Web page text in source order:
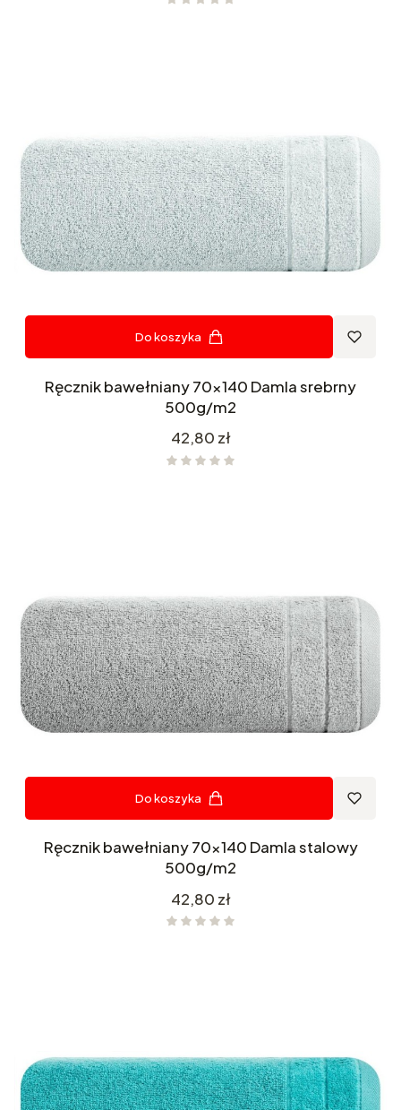
Do koszyka
Ręcznik bawełniany 70x140 Damla srebrny
500g/m2
Cena
42,80 zł
Do koszyka
Ręcznik bawełniany 70x140 Damla stalowy
500g/m2
Cena
42,80 zł